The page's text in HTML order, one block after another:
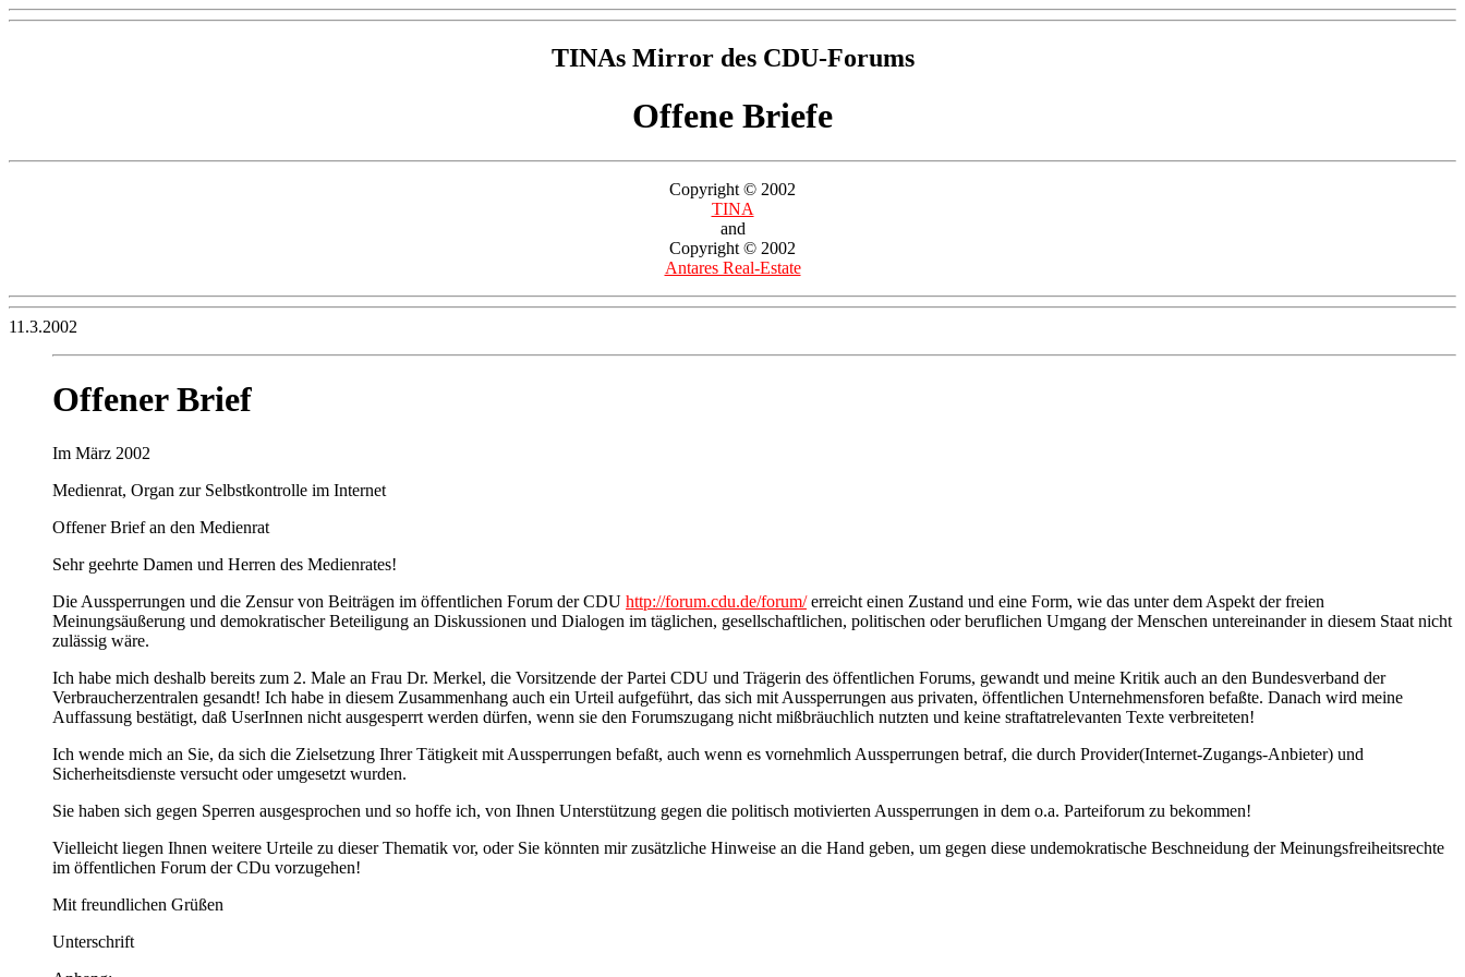
TINAs Mirror des CDU-Forums
Offene Briefe
Copyright © 2002
TINA
and
Copyright © 2002
Antares Real-Estate
11.3.2002
Offener Brief
Im März 2002
Medienrat, Organ zur Selbstkontrolle im Internet
Offener Brief an den Medienrat
Sehr geehrte Damen und Herren des Medienrates!
Die Aussperrungen und die Zensur von Beiträgen im öffentlichen Forum der CDU http://forum.cdu.de/forum/erreicht einen Zustand und eine Form, wie das unter dem Aspekt der freien
Meinungsäußerung und demokratischer Beteiligung an Diskussionen und Dialogen im täglichen, gesellschaftlichen, politischen oder beruflichen Umgang der Menschen untereinander in diesem Staat nicht
zulässig wäre.
Ich habe mich deshalb bereits zum 2. Male an Frau Dr. Merkel, die Vorsitzende der Partei CDU und Trägerin des öffentlichen Forums, gewandt und meine Kritik auch an den Bundesverband der
Verbraucherzentralen gesandt! Ich habe in diesem Zusammenhang auch ein Urteil aufgeführt, das sich mit Aussperrungen aus privaten, öffentlichen Unternehmensforen befaßte. Danach wird meine
Auffassung bestätigt, daß UserInnen nicht ausgesperrt werden dürfen, wenn sie den Forumszugang nicht mißbräuchlich nutzten und keine straftatrelevanten Texte verbreiteten!
Ich wende mich an Sie, da sich die Zielsetzung Ihrer Tätigkeit mit Aussperrungen befaßt, auch wenn es vornehmlich Aussperrungen betraf, die durch Provider(Internet-Zugangs-Anbieter) und
Sicherheitsdienste versucht oder umgesetzt wurden.
Sie haben sich gegen Sperren ausgesprochen und so hoffe ich, von Ihnen Unterstützung gegen die politisch motivierten Aussperrungen in dem o.a. Parteiforum zu bekommen!
Vielleicht liegen Ihnen weitere Urteile zu dieser Thematik vor, oder Sie könnten mir zusätzliche Hinweise an die Hand geben, um gegen diese undemokratische Beschneidung der Meinungsfreiheitsrechte
im öffentlichen Forum der CDu vorzugehen!
Mit freundlichen Grüßen
Unterschrift